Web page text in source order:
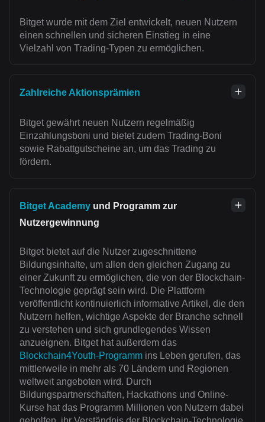
Bitget wurde mit dem Ziel entwickelt, neuen Nutzern
einen schnellen und sicheren Einstieg in eine
Vielzahl von Trading-Typen zu ermöglichen.
Zahlreiche Aktionsprämien
Bitget gewährt neuen Nutzern regelmäßig
Einzahlungsboni und bietet zudem Trading-Boni
sowie Rabattgutscheine an, um das Trading zu
fördern.
Bitget Academy und Programm zur
Nutzergewinnung
Bitget bietet auf die Nutzer zugeschnittene
Bildungsinhalte, um allen den gleichen Zugang zu
einer Zukunft zu ermöglichen, die von der Blockchain-
Technologie geprägt sein wird. Die Plattform
veröffentlicht kontinuierlich informative Artikel, die den
Nutzern helfen, wichtige Aspekte der Branche schnell
zu verstehen und sich grundlegendes Wissen
anzueignen. Bitget hat außerdem das
Blockchain4Youth-Programm ins Leben gerufen, das
mittlerweile in mehr als 70 Ländern und Regionen
weltweit angeboten wird. Durch
Bildungspartnerschaften, Hackathons und Online-
Kurse hat das Programm Millionen von Nutzern dabei